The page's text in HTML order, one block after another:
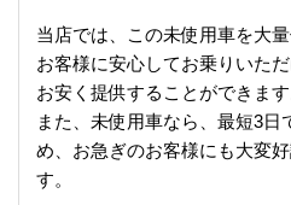
当店では、この未使用車を大
お客様に安心してお乗りいた
お安く提供することができます
また、未使用車なら、最短3日
め、お急ぎのお客様にも大変
す。